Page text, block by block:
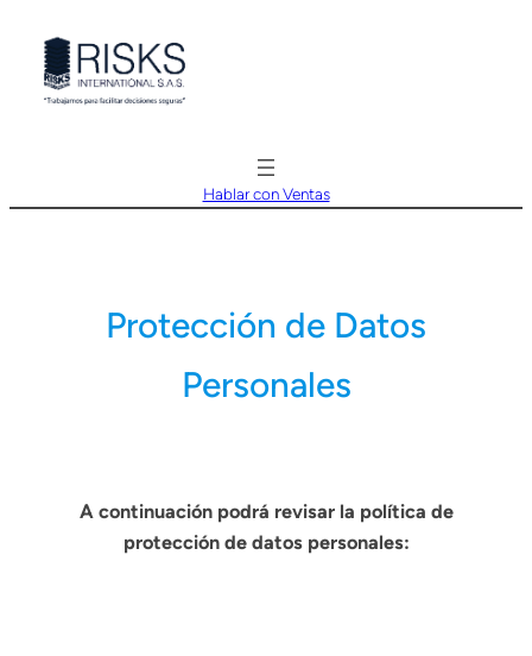
contenido
Hablar con Ventas
Protección de Datos
Personales
A continuación podrá revisar la política de
protección de datos personales: